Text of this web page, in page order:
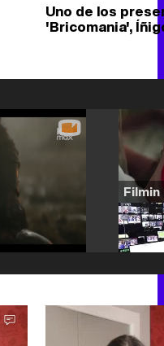
Uno de los
'Bricomania',